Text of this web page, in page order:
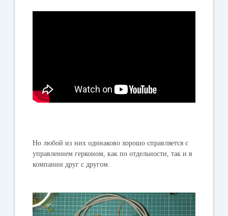
Но любой из них одинаково хорошо справляется с
управлением герконом, как по отдельности, так и в
компании друг с другом.